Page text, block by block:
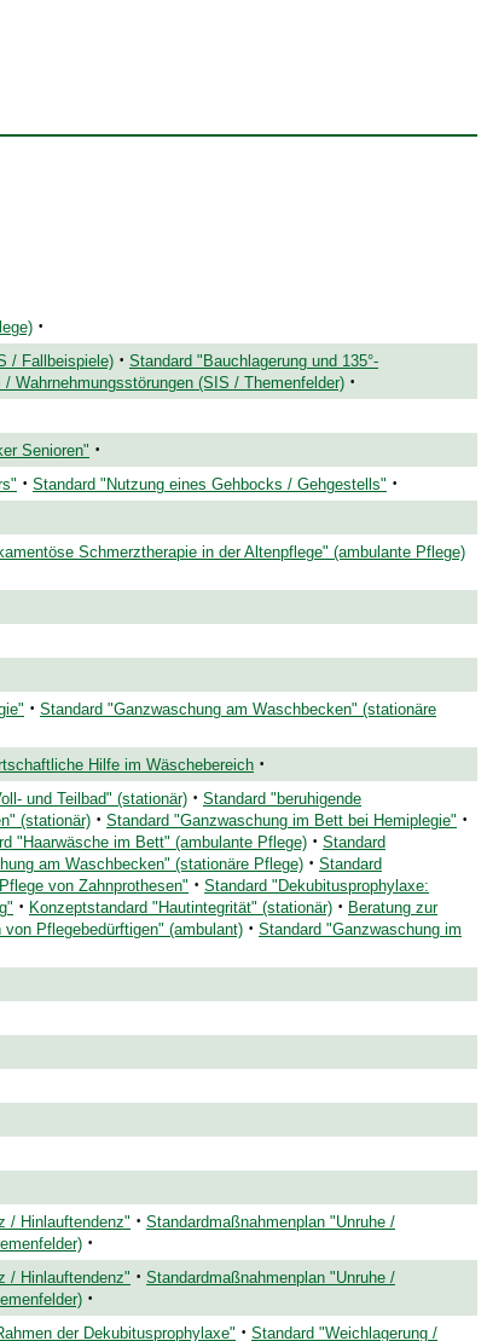
·
/ Fallbeispiele) · Standard "Bauchlagerung und 135°-
Wahrnehmungsstörungen (SIS / Themenfelder) ·
Senioren" ·
· Standard "Nutzung eines Gehbocks / Gehgestells" ·
Schmerztherapie in der Altenpflege" (ambulante Pflege)
· Standard "Ganzwaschung am Waschbecken" (stationäre
Hilfe im Wäschebereich ·
und Teilbad" (stationär) · Standard "beruhigende
(stationär) · Standard "Ganzwaschung im Bett bei Hemiplegie" ·
"Haarwäsche im Bett" (ambulante Pflege) · Standard
am Waschbecken" (stationäre Pflege) · Standard
von Zahnprothesen" · Standard "Dekubitusprophylaxe:
· Konzeptstandard "Hautintegrität" (stationär) · Beratung zur
Pflegebedürftigen" (ambulant) · Standard "Ganzwaschung im
/ Hinlauftendenz" · Standardmaßnahmenplan "Unruhe /
·
/ Hinlauftendenz" · Standardmaßnahmenplan "Unruhe /
·
der Dekubitusprophylaxe" · Standard "Weichlagerung /